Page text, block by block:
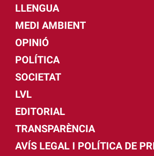
LLENGUA
MEDI AMBIENT
OPINIÓ
POLÍTICA
SOCIETAT
LVL
EDITORIAL
TRANSPARÈNCIA
AVÍS LEGAL I POLÍTICA DE